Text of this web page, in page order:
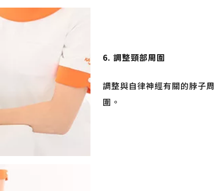
6. 調整頸部周圍
調整與自律神經有關的脖子周
圍。